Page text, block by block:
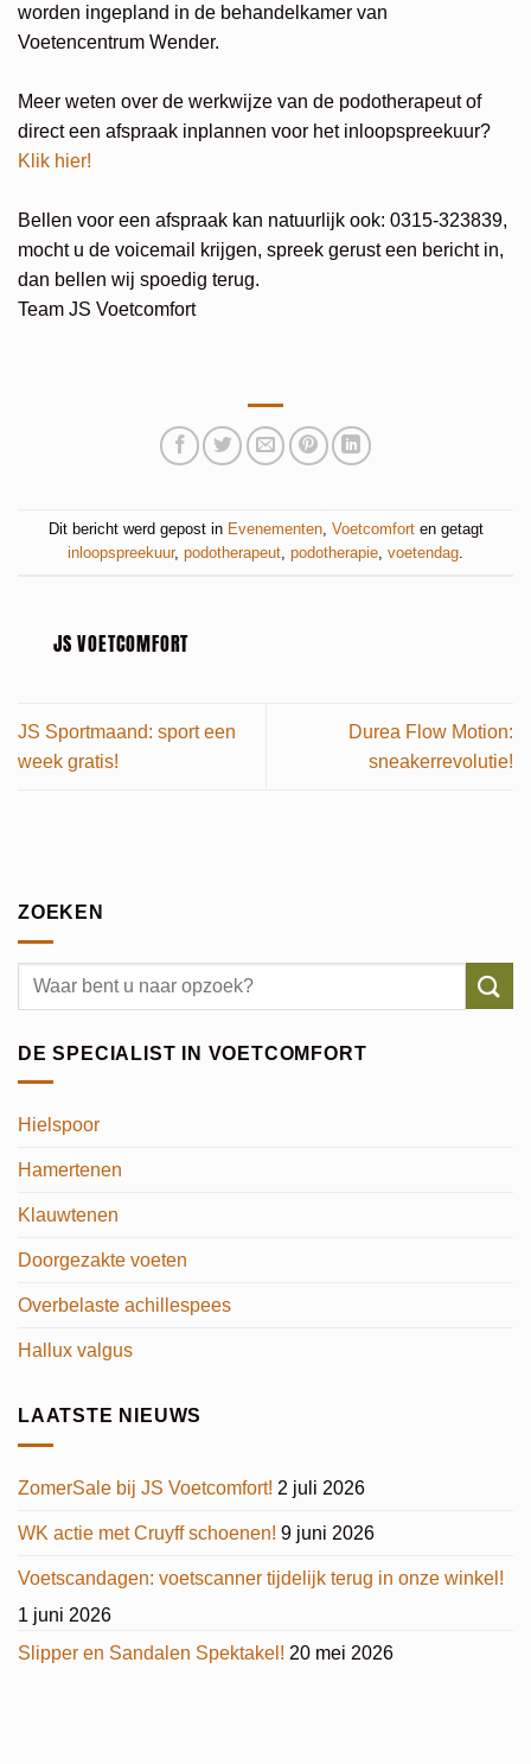
worden ingepland in de behandelkamer van
Voetencentrum Wender.
Meer weten over de werkwijze van de podotherapeut of
direct een afspraak inplannen voor het inloopspreekuur?
Klik hier!
Bellen voor een afspraak kan natuurlijk ook: 0315-323839,
mocht u de voicemail krijgen, spreek gerust een bericht in,
dan bellen wij spoedig terug.
Team JS Voetcomfort
Dit bericht werd gepost in Evenementen, Voetcomforten getagt
inloopspreekuur, podotherapeut, podotherapie, voetendag.
JS VOETCOMFORT
JS Sportmaand: sport een
week gratis!
Durea Flow Motion:
sneakerrevolutie!
ZOEKEN
DE SPECIALIST IN VOETCOMFORT
Hielspoor
Hamertenen
Klauwtenen
Doorgezakte voeten
Overbelaste achillespees
Hallux valgus
LAATSTE NIEUWS
ZomerSale bij JS Voetcomfort! 2 juli 2026
WK actie met Cruyff schoenen! 9 juni 2026
Voetscandagen: voetscanner tijdelijk terug in onze winkel!
1 juni 2026
Slipper en Sandalen Spektakel! 20 mei 2026